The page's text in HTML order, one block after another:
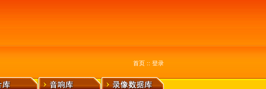
首页 :: 登录